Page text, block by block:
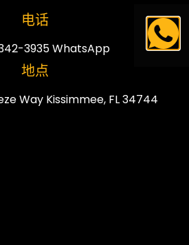
电话
3935 WhatsApp
地点
Way Kissimmee, FL 34744